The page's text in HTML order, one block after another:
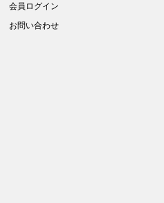
会員ログイン
お問い合わせ